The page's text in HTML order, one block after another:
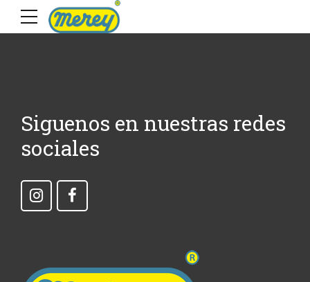
Siguenos en nuestras redes
sociales